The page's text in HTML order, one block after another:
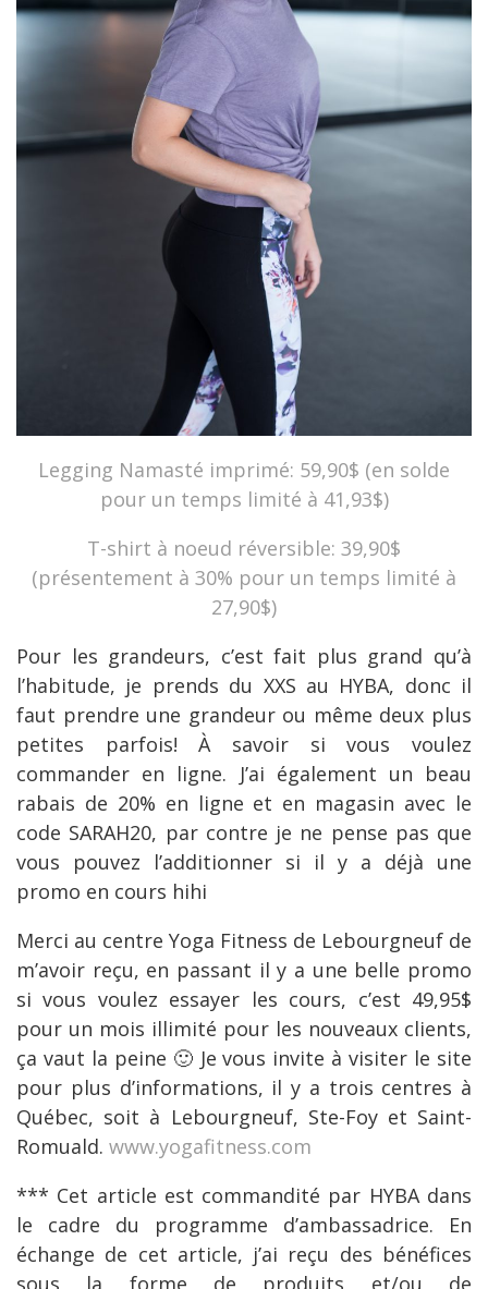
Legging Namasté imprimé: 59,90$ (en solde
pour un temps limité à 41,93$)
T-shirt à noeud réversible: 39,90$
(présentement à 30% pour un temps limité à
27,90$)
Pour les grandeurs, c’est fait plus grand qu’à
l’habitude, je prends du XXS au HYBA, donc il
faut prendre une grandeur ou même deux plus
petites parfois! À savoir si vous voulez
commander en ligne. J’ai également un beau
rabais de 20% en ligne et en magasin avec le
code SARAH20, par contre je ne pense pas que
vous pouvez l’additionner si il y a déjà une
promo en cours hihi
Merci au centre Yoga Fitness de Lebourgneuf de
m’avoir reçu, en passant il y a une belle promo
si vous voulez essayer les cours, c’est 49,95$
pour un mois illimité pour les nouveaux clients,
ça vaut la peine 🙂 Je vous invite à visiter le site
pour plus d’informations, il y a trois centres à
Québec, soit à Lebourgneuf, Ste-Foy et Saint-
Romuald. www.yogafitness.com
*** Cet article est commandité par HYBA dans
le cadre du programme d’ambassadrice. En
échange de cet article, j’ai reçu des bénéfices
sous la forme de produits et/ou de